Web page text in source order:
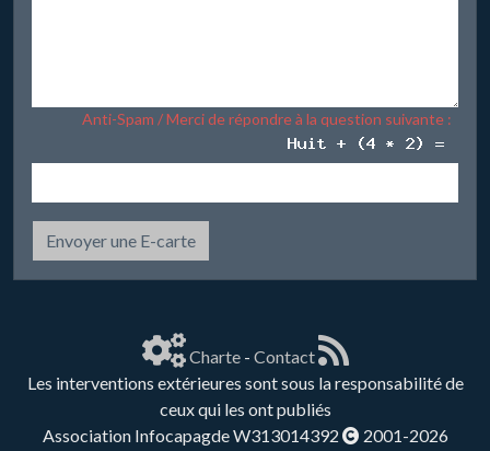
Anti-Spam / Merci de répondre à la question suivante :
Envoyer une E-carte
Charte- Contact
Les interventions extérieures sont sous la responsabilité de
ceux qui les ont publiés
Association Infocapagde W313014392
2001-2026